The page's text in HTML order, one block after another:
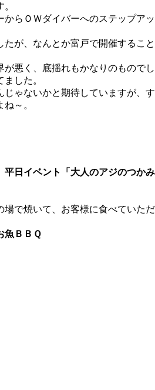
らＯＷダイバーへのステップアッ
たが、なんとか富戸で開催すること
悪く、底揺れもかなりのものでし
した。
じゃないかと期待していますが、す
～。
日イベント「大人のアジのつかみ
で焼いて、お客様に食べていただ
ＢＢＱ